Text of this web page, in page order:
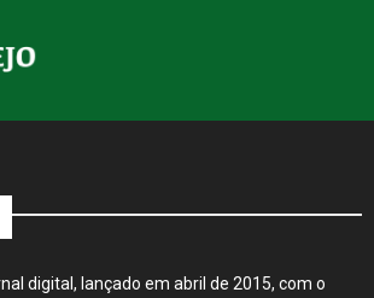
digital, lançado em abril de 2015, com o